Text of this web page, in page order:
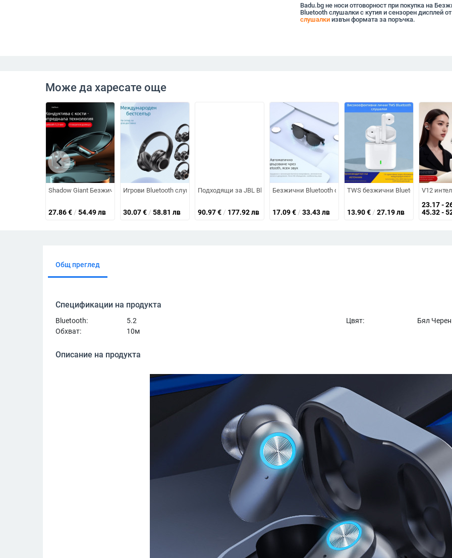
Badu.bg не носи отговорност при покупка на
Bluetooth слушалки с кутия и сензорен дисплей от
слушалкиизвън формата за поръчка.
Може да харесате още
Shadow Giant Безжични слушалки за въздушна проводимост, за носене около врата, стерео, Bluetooth 5.3, обхват до 10 m, над 8
27.86€ / 54.49 лв
Игрови Bluetooth слушалки, стерео, Bluetooth 5.3, обхват до 20 м, време на работа над 8 ч, IPX4, ABS
30.07€ / 58.81 лв
Подходящи за JBL Bluetooth слушалки с екран, спортни слушалки,
90.97€ / 177.92 лв
Безжични Bluetooth очила със слушалки XG88PRO,
17.09€ / 33.43 лв
TWS безжични Bluetooth
13.90€ / 27.19 лв
V12
23.17 -
45.32 -
chevron_left
Общ преглед
Спецификации на продукта
Bluetooth: 5.2 Цвят:
Бял Черен
Обхват:
10м
Описание на продукта